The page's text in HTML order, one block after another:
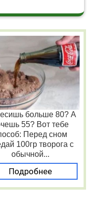
больше 80? А
55? Вот тебе
Перед сном
100гр творога с
обычной...
Подробнее